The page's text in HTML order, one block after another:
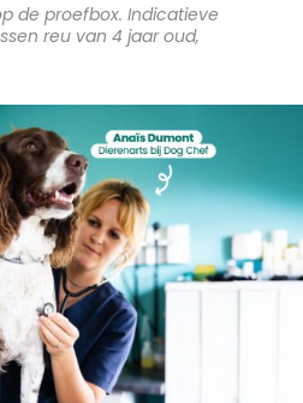
de proefbox. Indicatieve
reu van 4 jaar oud,